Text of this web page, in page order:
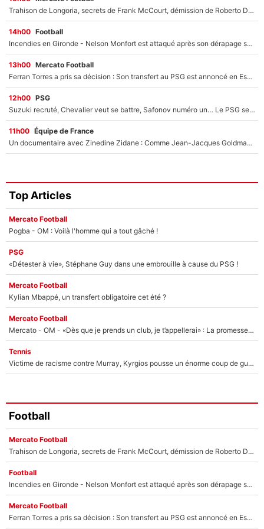
Trahison de Longoria, secrets de Frank McCourt, démission de Roberto De Zerbi : Medhi Benatia se lâche sur son départ de l'OM et fait d'importantes révélations
14h00 Football
Incendies en Gironde - Nelson Monfort est attaqué après son dérapage sur CNews : «Et lui, il prend combien pour parler dans un studio climatisé?»
13h00 Mercato Football
Ferran Torres a pris sa décision : Son transfert au PSG est annoncé en Espagne !
12h00 PSG
Suzuki recruté, Chevalier veut se battre, Safonov numéro un… Le PSG se lance encore dans un gros chantier pour le poste de gardien de but
11h00 Équipe de France
Un documentaire avec Zinedine Zidane : Comme Jean-Jacques Goldman et Mylène Farmer, le nouveau sélectionneur de l'équipe de France a recalé une journaliste très connue
Top Articles
Mercato Football
Pogba - OM : Voilà l'homme qui a tout gâché !
PSG
«Détester à vie», Stéphane Guy dans une embrouille à cause du PSG !
Mercato Football
Kylian Mbappé, un transfert obligatoire cet été ?
Mercato Football
Mercato - OM - «Dès que je prends un club, je t’appellerai» : La promesse de Marcelino au moment de claquer la porte
Tennis
Victime de racisme contre Murray, Kyrgios pousse un énorme coup de gueule !
Football
Mercato Football
Trahison de Longoria, secrets de Frank McCourt, démission de Roberto De Zerbi : Medhi Benatia se lâche sur départ de l'OM et fait d'importantes révélations
Football
Incendies en Gironde - Nelson Monfort est attaqué après son dérapage sur CNews : «Et lui, il prend combien pour parler dans un studio climatisé?»
Mercato Football
Ferran Torres a pris sa décision : Son transfert au PSG est annoncé en Espagne !